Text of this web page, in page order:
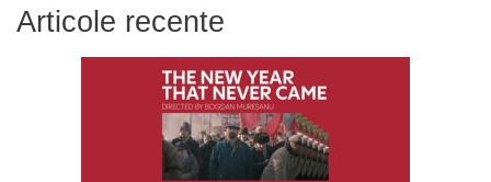
Articole recente